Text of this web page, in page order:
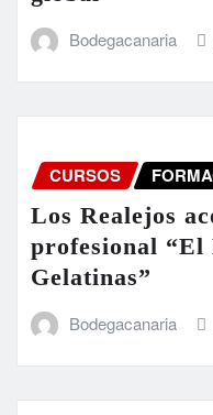
Bodegacanaria
CURSOS
Los Realejos
profesional “El
Gelatinas”
Bodegacanaria